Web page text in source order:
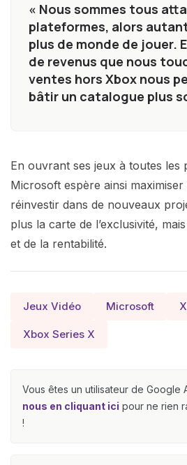
« Nous sommes tous
plateformes, alors
plus de monde de jouer.
de revenus que nous
ventes hors Xbox nous
bâtir un catalogue plus
En ouvrant ses jeux à toutes les
Microsoft espère ainsi
réinvestir dans de nouveaux
plus la carte de l’exclusivité,
et de la rentabilité.
Jeux Vidéo Microsoft
Xbox Series X
Vous êtes un utilisateur de Google
nous en cliquant ici pour ne rien
!